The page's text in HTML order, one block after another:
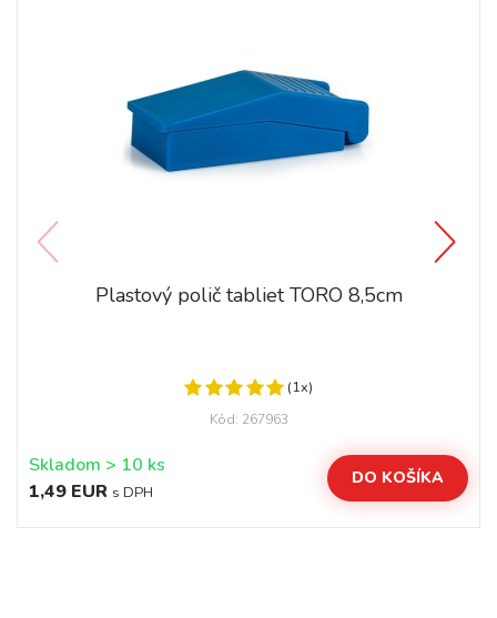
Plastový polič tabliet TORO 8,5cm
(1x)
Kód: 267963
Skladom > 10 ks
1,49 EUR s DPH
DO KOŠÍKA